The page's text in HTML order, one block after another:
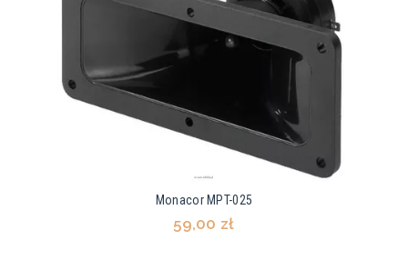
Monacor MPT-025
59,00 zł